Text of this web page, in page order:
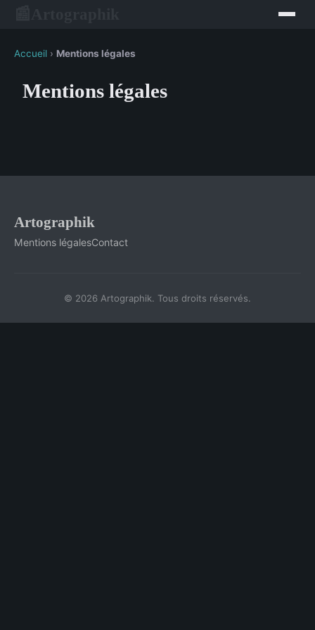
Accueil › Mentions légales
Mentions légales
Artographik
Mentions légalesContact
© 2026 Artographik. Tous droits réservés.